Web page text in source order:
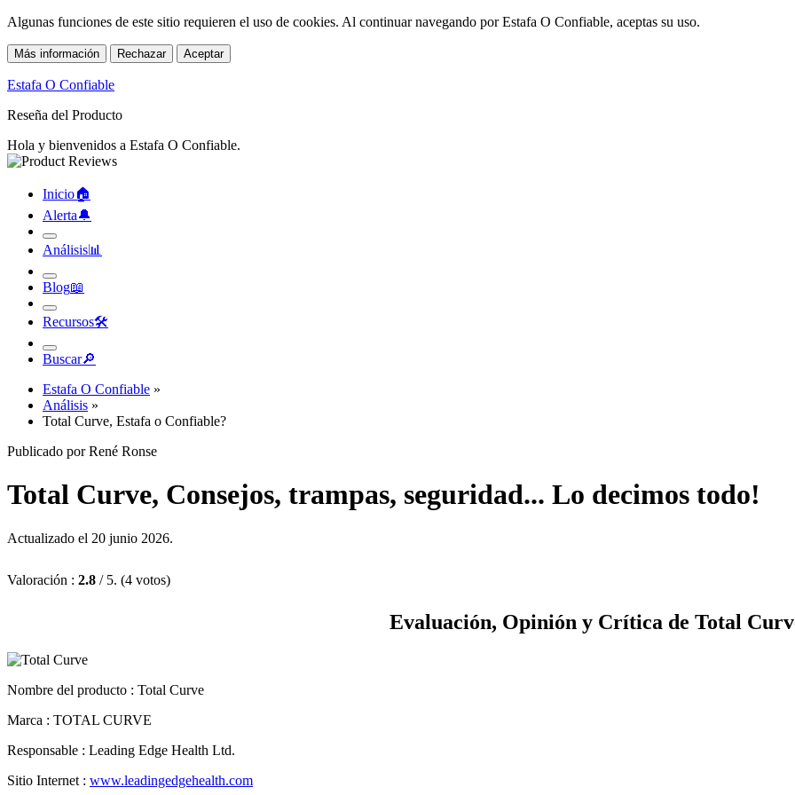
Algunas funciones de este sitio requieren el uso de cookies. Al continuar navegando por Estafa O Confiable, aceptas su uso.
Más información Rechazar Aceptar
Estafa O Confiable
Reseña del Producto
Hola y bienvenidos a Estafa O Confiable.
Inicio🏠︎
Alerta🔔︎
Análisis📊︎
Blog📖︎
Recursos🛠︎
Buscar🔎︎
Estafa O Confiable »
Análisis »
Total Curve, Estafa o Confiable?
Publicado por René Ronse
Total Curve, Consejos, trampas, seguridad... Lo decimos todo!
Actualizado el 20 junio 2026.
Valoración : 2.8 / 5. (4 votos)
Evaluación, Opinión y Crítica de Total
Nombre del producto : Total Curve
Marca : TOTAL CURVE
Responsable : Leading Edge Health Ltd.
Sitio Internet : www.leadingedgehealth.com